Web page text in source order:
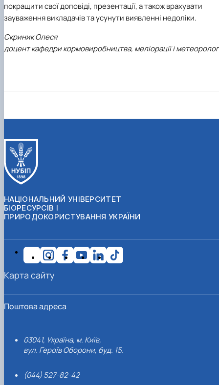
покращити свої доповіді, презентації, а також врахувати
зауваження викладачів та усунути виявленні недоліки.
Скриник Олеся
доцент кафедри кормовиробництва, меліорації і
НАЦІОНАЛЬНИЙ УНІВЕРСИТЕТ
БІОРЕСУРСІВ І
ПРИРОДОКОРИСТУВАННЯ УКРАЇНИ
Поштова адреса
03041, Україна, м. Київ,
вул. Героїв Оборони, буд. 15.
(044) 527-82-42
Карта сайту